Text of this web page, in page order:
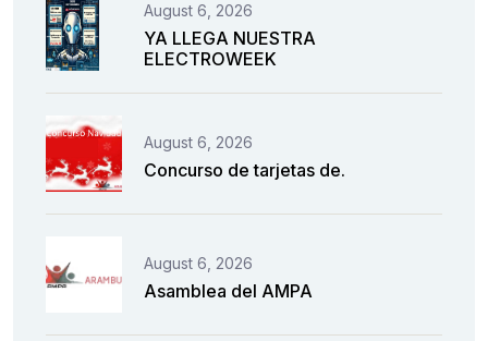
August 6, 2026
YA LLEGA NUESTRA
ELECTROWEEK
August 6, 2026
Concurso de tarjetas de.
August 6, 2026
Asamblea del AMPA